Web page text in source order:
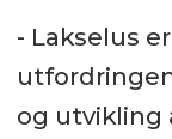
- Lakselus
og utvikling